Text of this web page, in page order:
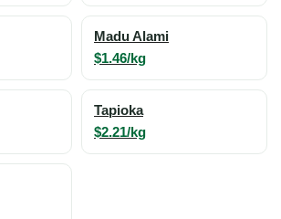
Madu Alami
$1.46/kg
Tapioka
$2.21/kg